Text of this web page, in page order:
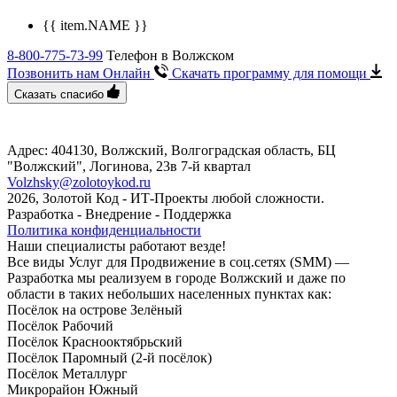
{{ item.NAME }}
8-800-775-73-99 Телефон в Волжском
Позвонить нам Онлайн
Скачать программу для помощи
Сказать спасибо
Адрес: 404130, Волжский, Волгоградская область, БЦ
"Волжский", ​Логинова, 23в​ 7-й квартал
Volzhsky@zolotoykod.ru
2026, Золотой Код - ИТ-Проекты любой сложности.
Разработка - Внедрение - Поддержка
Политика конфиденциальности
Наши специалисты работают везде!
Все виды Услуг для Продвижение в соц.сетях (SMM) —
Разработка мы реализуем в городе Волжский и даже по
области в таких небольших населенных пунктах как:
Посёлок на острове Зелёный
Посёлок Рабочий
Посёлок Краснооктябрьский
Посёлок Паромный (2-й посёлок)
Посёлок Металлург
Микрорайон Южный